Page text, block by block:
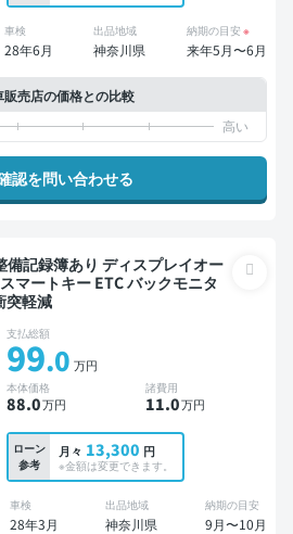
車検
28年6月
出品地域
神奈川県
納期の目安 ※
来年5月〜6月
販売店の価格との比較
認を問い合わせる
マートキー ETC バックモニタ
突軽減
支払総額
99.0 万円
本体価格
88.0万円
諸費用
11.0万円
ローン
参考
月々 13,300 円
※金額は変更できます。
車検
28年3月
出品地域
神奈川県
納期の目安
9月〜10月